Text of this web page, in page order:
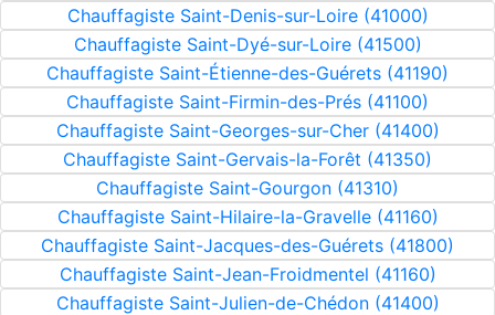
Chauffagiste Saint-Denis-sur-Loire (41000)
Chauffagiste Saint-Dyé-sur-Loire (41500)
Chauffagiste Saint-Étienne-des-Guérets (41190)
Chauffagiste Saint-Firmin-des-Prés (41100)
Chauffagiste Saint-Georges-sur-Cher (41400)
Chauffagiste Saint-Gervais-la-Forêt (41350)
Chauffagiste Saint-Gourgon (41310)
Chauffagiste Saint-Hilaire-la-Gravelle (41160)
Chauffagiste Saint-Jacques-des-Guérets (41800)
Chauffagiste Saint-Jean-Froidmentel (41160)
Chauffagiste Saint-Julien-de-Chédon (41400)